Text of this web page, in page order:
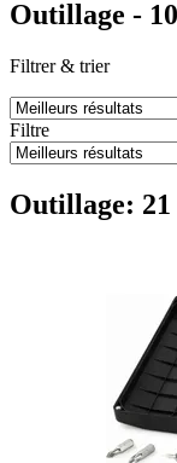
Outillage -
Filtrer & trier
Filtre
Outillage: